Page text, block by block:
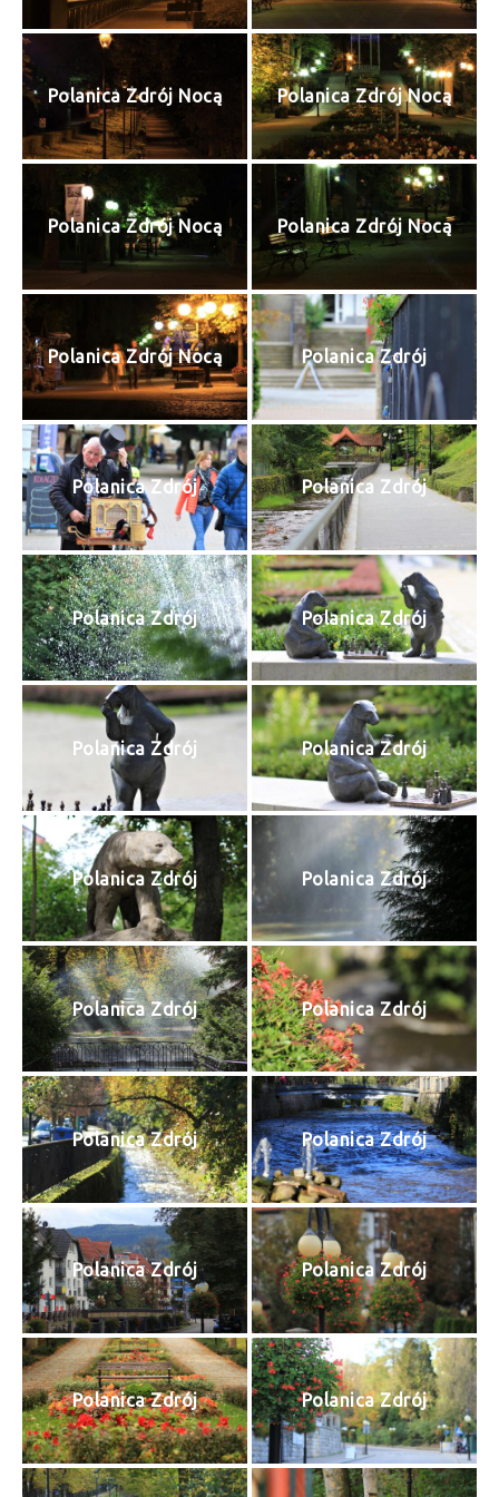
Polanica Zdrój Nocą Polanica Zdrój Nocą
Polanica Zdrój Nocą Polanica Zdrój Nocą
Polanica Zdrój Nocą Polanica Zdrój
Polanica Zdrój Polanica Zdrój
Polanica Zdrój Polanica Zdrój
Polanica Zdrój Polanica Zdrój
Polanica Zdrój Polanica Zdrój
Polanica Zdrój Polanica Zdrój
Polanica Zdrój Polanica Zdrój
Polanica Zdrój Polanica Zdrój
Polanica Zdrój Polanica Zdrój